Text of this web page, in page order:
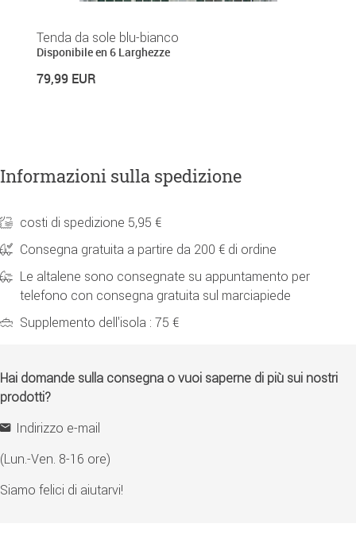
Tenda da sole blu-bianco
Disponibile en 6 Larghezze
79,99 EUR
Informazioni sulla spedizione
costi di spedizione 5,95 €
Consegna gratuita a partire da 200 € di ordine
Le altalene sono consegnate su appuntamento per
telefono con consegna gratuita sul marciapiede
Supplemento dell'isola : 75 €
Hai domande sulla consegna o vuoi saperne di più sui nostri
prodotti?
Indirizzo e-mail
(Lun.-Ven. 8-16 ore)
Siamo felici di aiutarvi!